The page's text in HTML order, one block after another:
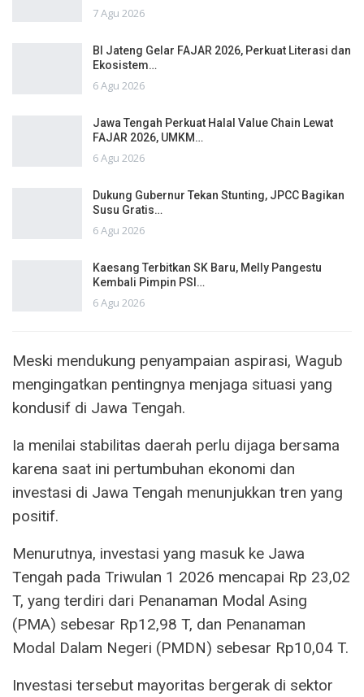
7 Agu 2026
BI Jateng Gelar FAJAR 2026, Perkuat Literasi dan
Ekosistem…
6 Agu 2026
Jawa Tengah Perkuat Halal Value Chain Lewat
FAJAR 2026, UMKM…
6 Agu 2026
Dukung Gubernur Tekan Stunting, JPCC Bagikan
Susu Gratis…
6 Agu 2026
Kaesang Terbitkan SK Baru, Melly Pangestu
Kembali Pimpin PSI…
6 Agu 2026
Meski mendukung penyampaian aspirasi, Wagub
mengingatkan pentingnya menjaga situasi yang
kondusif di Jawa Tengah.
Ia menilai stabilitas daerah perlu dijaga bersama
karena saat ini pertumbuhan ekonomi dan
investasi di Jawa Tengah menunjukkan tren yang
positif.
Menurutnya, investasi yang masuk ke Jawa
Tengah pada Triwulan 1 2026 mencapai Rp 23,02
T, yang terdiri dari Penanaman Modal Asing
(PMA) sebesar Rp12,98 T, dan Penanaman
Modal Dalam Negeri (PMDN) sebesar Rp10,04 T.
Investasi tersebut mayoritas bergerak di sektor